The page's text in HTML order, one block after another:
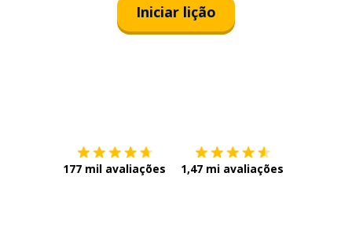
Iniciar lição
177 mil avaliações 1,47 mi avaliações